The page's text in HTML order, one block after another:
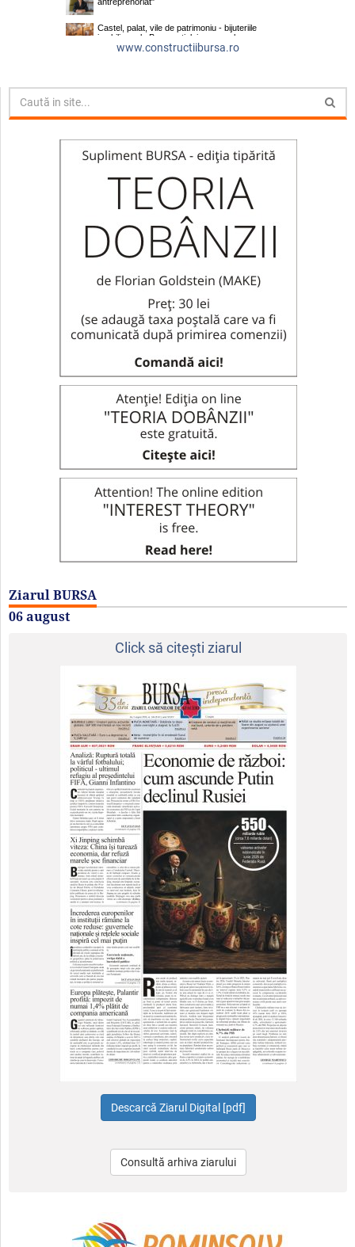
www.constructiibursa.ro
Ziarul BURSA
06 august
Click să citeşti ziarul
Consultă arhiva ziarului